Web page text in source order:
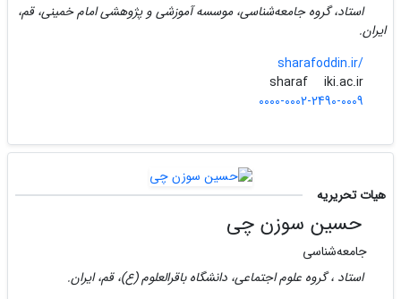
استاد، گروه جامعه‌شناسی، موسسه آموزشی و پژوهشی امام خمینی، قم،
ایران.
sharafoddin.ir/
sharaf
iki.ac.ir
0000-0002-2490-0009
هیات تحریریه
حسین سوزن چی
جامعه‌شناسی
استاد ، گروه علوم اجتماعی، دانشگاه باقرالعلوم (ع)، قم، ایران.